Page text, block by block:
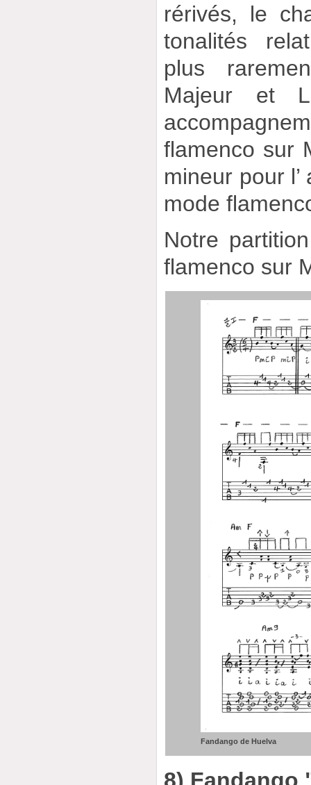
rérivés, le
tonalités
plus
Majeur et
flamenco sur
mineur pour
mode
Notre
flamenco sur
Fandango de Huelva
8)